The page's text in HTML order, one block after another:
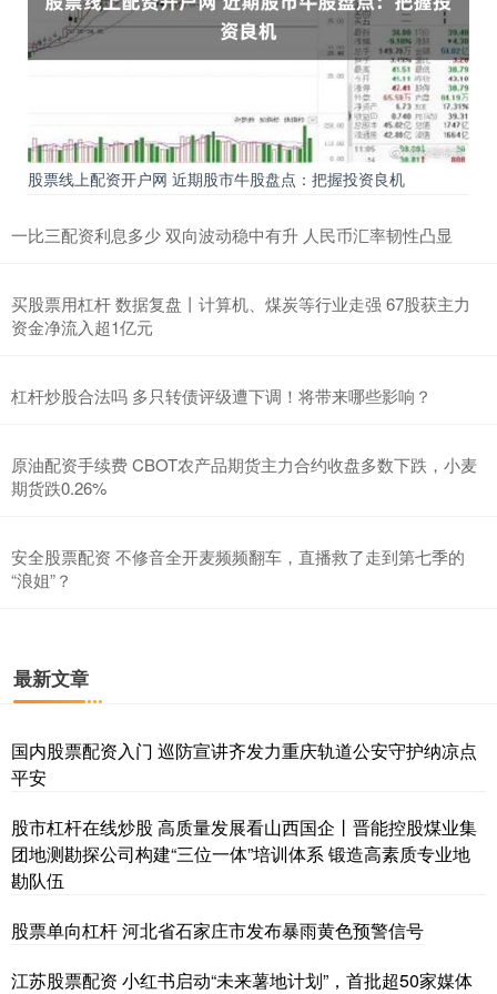
股票线上配资开户网 近期股市牛股盘点：把握投资良机
一比三配资利息多少 双向波动稳中有升 人民币汇率韧性凸显
买股票用杠杆 数据复盘丨计算机、煤炭等行业走强 67股获主力
资金净流入超1亿元
杠杆炒股合法吗 多只转债评级遭下调！将带来哪些影响？
原油配资手续费 CBOT农产品期货主力合约收盘多数下跌，小麦
期货跌0.26%
安全股票配资 不修音全开麦频频翻车，直播救了走到第七季的
“浪姐”？
最新文章
国内股票配资入门 巡防宣讲齐发力重庆轨道公安守护纳凉点
平安
股市杠杆在线炒股 高质量发展看山西国企丨晋能控股煤业集
团地测勘探公司构建“三位一体”培训体系 锻造高素质专业地
勘队伍
股票单向杠杆 河北省石家庄市发布暴雨黄色预警信号
江苏股票配资 小红书启动“未来薯地计划”，首批超50家媒体